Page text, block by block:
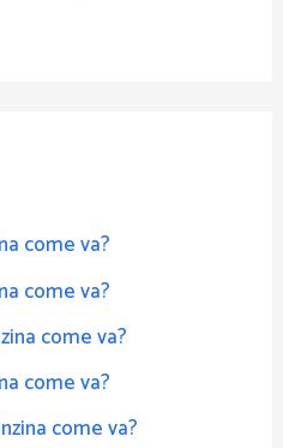
come va?
come va?
come va?
come va?
come va?